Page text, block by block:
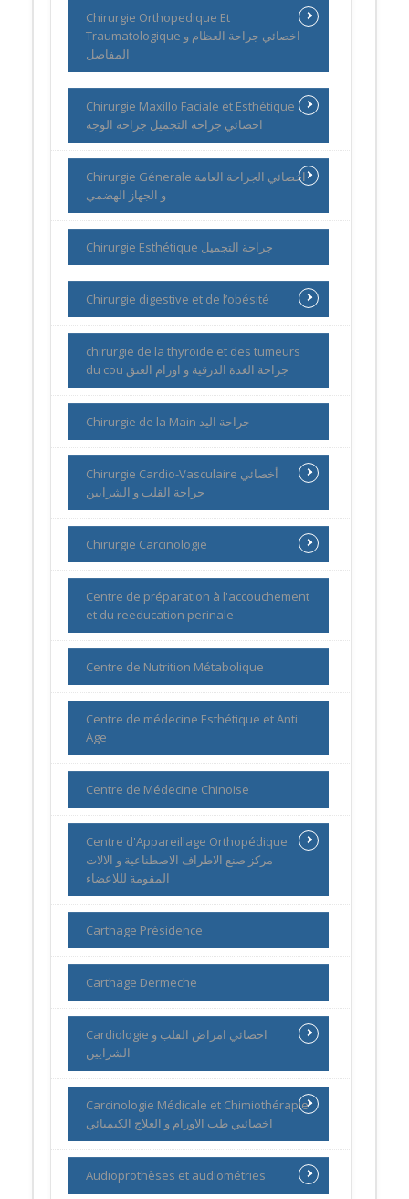
Chirurgie Orthopedique Et
Traumatologique اخصائي جراحة العظام و
المفاصل
Chirurgie Maxillo Faciale et Esthétique
اخصائي جراحة التجميل جراحة الوجه
Chirurgie Génerale اخصائي الجراحة العامة
و الجهاز الهضمي
Chirurgie Esthétique جراحة التجميل
Chirurgie digestive et de l’obésité
chirurgie de la thyroïde et des tumeurs
du cou جراحة الغدة الدرقية و اورام العنق
Chirurgie de la Main جراحة اليد
Chirurgie Cardio-Vasculaire أخصائي
جراحة القلب و الشرايين
Chirurgie Carcinologie
Centre de préparation à l'accouchement
et du reeducation perinale
Centre de Nutrition Métabolique
Centre de médecine Esthétique et Anti
Age
Centre de Médecine Chinoise
Centre d'Appareillage Orthopédique
مركز صنع الاطراف الاصطناعية و الالات
المقومة لللاعضاء
Carthage Présidence
Carthage Dermeche
Cardiologie اخصائي امراض القلب و
الشرايين
Carcinologie Médicale et Chimiothérapie
اخصائيي طب الاورام و العلاج الكيميائي
Audioprothèses et audiométries